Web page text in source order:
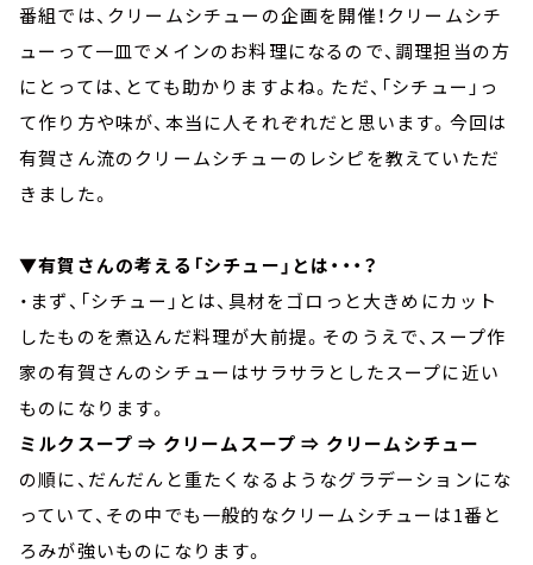
番組では、クリームシチューの企画を開催！クリームシチ
ューって一皿でメインのお料理になるので、調理担当の方
にとっては、とても助かりますよね。ただ、「シチュー」っ
て作り方や味が、本当に人それぞれだと思います。今回は
有賀さん流のクリームシチューのレシピを教えていただ
きました。
▼有賀さんの考える「シチュー」とは・・・？
・まず、「シチュー」とは、具材をゴロっと大きめにカット
したものを煮込んだ料理が大前提。そのうえで、スープ作
家の有賀さんのシチューはサラサラとしたスープに近い
ものになります。
ミルクスープ ⇒ クリームスープ ⇒ クリームシチュー
の順に、だんだんと重たくなるようなグラデーションにな
っていて、その中でも一般的なクリームシチューは1番と
ろみが強いものになります。